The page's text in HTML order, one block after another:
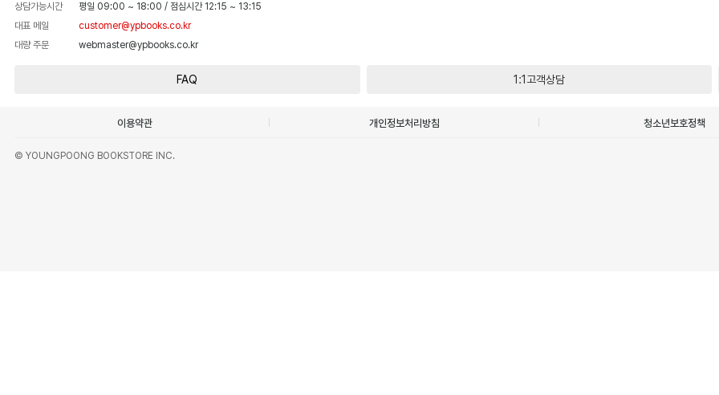
상담가능시간 평일 09:00 ~ 18:00 / 점심시간 12:15 ~ 13:15
대표 메일
customer@ypbooks.co.kr
대량 주문
webmaster@ypbooks.co.kr
FAQ 1:1고객상담
이용약관 개인정보처리방침 청소년보호정책
© YOUNGPOONG BOOKSTORE INC.